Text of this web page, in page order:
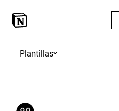
Plantillas